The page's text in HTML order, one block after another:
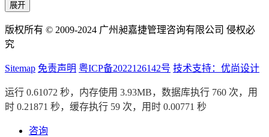
展开
版权所有 © 2009-2024 广州昶嘉捷管理咨询有限公司 侵权必
究
Sitemap 免责声明 粤ICP备2022126142号 技术支持：优尚设计
运行 0.61072 秒，内存使用 3.93MB，数据库执行 760 次，用
时 0.21871 秒，缓存执行 59 次，用时 0.00771 秒
咨询